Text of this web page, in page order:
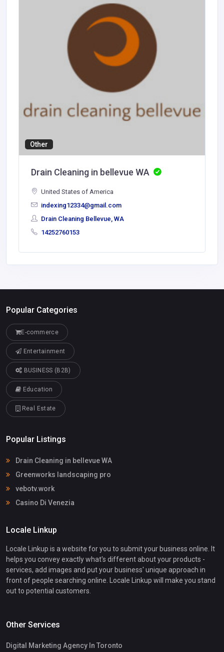
Other
Drain Cleaning in bellevue WA
United States of America
indexing12334@gmail.com
Drain Cleaning Bellevue, WA
14252760153
Popular Categories
E-commerce
Entertainment
BUSINESS (B2B)
Education
Real Estate
Popular Listings
Drain Cleaning in bellevue WA
Greenworks landscaping pro
vebotv.work
Casino Di Venezia
Locale Linkup
Locale Linkup is a website for you to submit your business online. It
helps you convey exactly what's different about your products -
services, add images and put your business' unique approach in
front of people searching online. Locale Linkup will make you stand
out to potential customers.
Other Services
Digital Marketing Agency In Toronto